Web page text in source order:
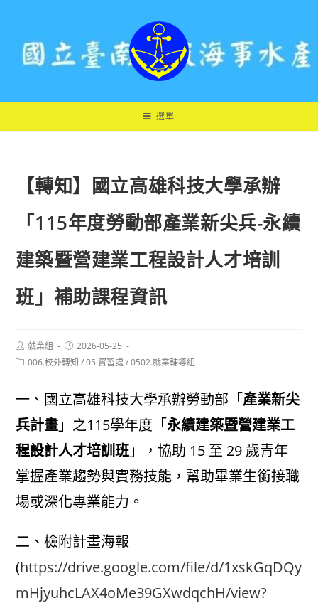
選單
【轉知】國立高雄科技大學承辦
「115年度勞動部產業新尖兵-永續
建築暨營建業工程設計人才培訓
班」補助課程資訊
Post
author:
就業組
Post
published:
2026-05-25
Post006.校外轉知 / 05.實習處 / 0502.就業輔導組
一、國立高雄科技大學承辦勞動部「產業新尖
兵計畫」之115學年度「永續建築暨營建業工
程設計人才培訓班」，協助 15 至 29 歲青年
掌握產業趨勢與實務技能，幫助畢業生銜接職
場或深化專業能力。
二、檢附計畫海報
(https://drive.google.com/file/d/1xskGqDQy
mHjyuhcLAX4oMe39GXwdqchH/view?